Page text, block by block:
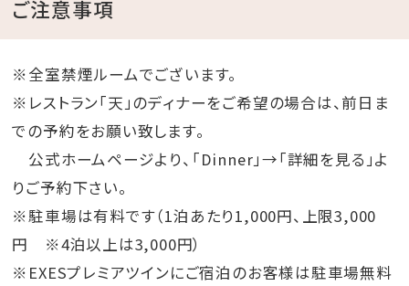
ご注意事項
※全室禁煙ルームでございます。
※レストラン「天」のディナーをご希望の場合は、前日ま
での予約をお願い致します。
公式ホームページより、「Dinner」→「詳細を見る」よ
りご予約下さい。
※駐車場は有料です（1泊あたり1,000円、上限3,000
円 ※4泊以上は3,000円）
※EXESプレミアツインにご宿泊のお客様は駐車場無料